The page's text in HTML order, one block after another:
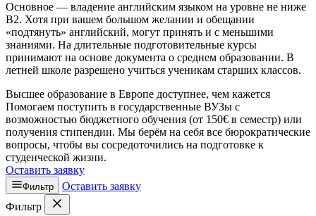
Основное — владение английским языком на уровне не ниже
В2. Хотя при вашем большом желании и обещании
«подтянуть» английский, могут принять и с меньшими
знаниями. На длительные подготовительные курсы
принимают на основе документа о среднем образовании. В
летней школе разрешено учиться ученикам старших классов.
Высшее образование в Европе доступнее, чем кажется
Помогаем поступить в государственные ВУЗы с
возможностью бюджетного обучения (от 150€ в семестр) или
получения стипендии. Мы берём на себя все бюрократические
вопросы, чтобы вы сосредоточились на подготовке к
студенческой жизни.
Оставить заявку
Фильтр
Оставить заявку
Фильтр